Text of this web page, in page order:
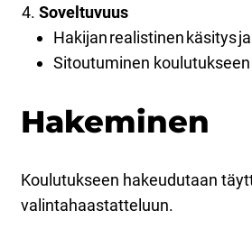
Soveltuvuus​
Hakijan realistinen käsitys
Sitoutuminen
Hakeminen
Koulutukseen hakeudutaan
valintahaastatteluun.